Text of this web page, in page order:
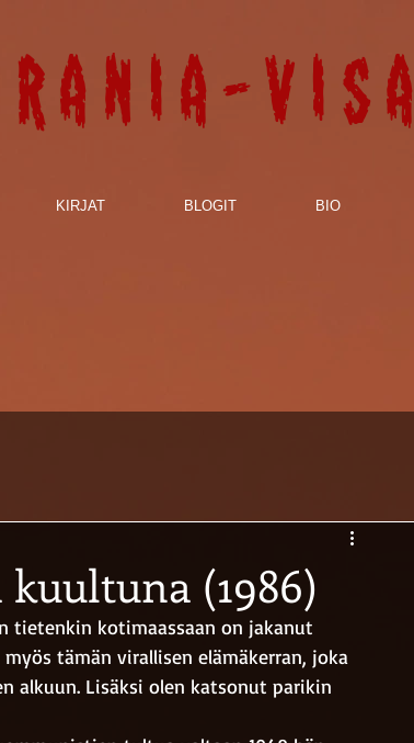
visa
KIRJAT BLOGIT BIO
kuultuna (1986)
tietenkin kotimaassaan on jakanut
tämän virallisen elämäkerran, joka
alkuun. Lisäksi olen katsonut parikin